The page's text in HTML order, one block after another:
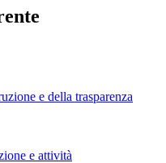
e della trasparenza
e attività